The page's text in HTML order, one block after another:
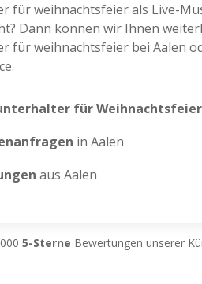
für weihnachtsfeier als Live-
Dann können wir Ihnen
für weihnachtsfeier bei Aalen
für Weihnachtsfeier
in Aalen
aus Aalen
5-Sterne Bewertungen unserer